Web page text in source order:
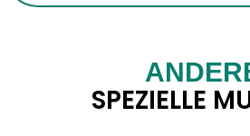
SPEZIELLE